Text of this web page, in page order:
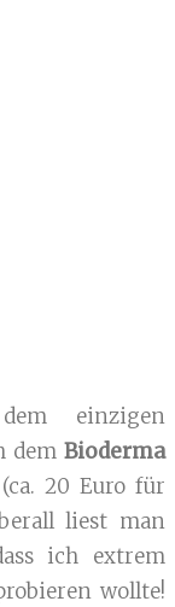
einzigen
dem Bioderma
20 Euro für
liest man
ich extrem
wollte!